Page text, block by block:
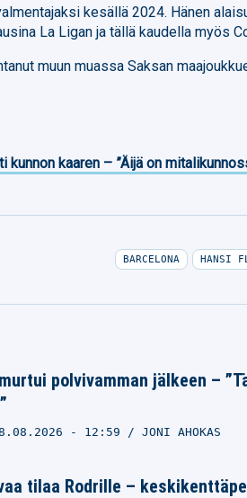
kesällä 2024. Hänen
La Ligan ja tällä kaudella myös
muun muassa Saksan
kunnon kaaren – ”Äijä on
BARCELONA HANSI
polvivamman jälkeen –
- 12:59 JONI AHOKAS
tilaa Rodrille –